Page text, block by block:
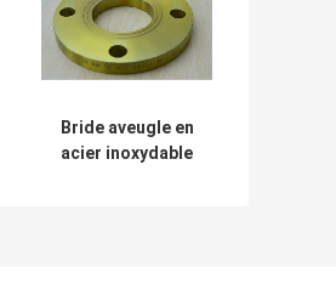
Bride aveugle en
acier inoxydable